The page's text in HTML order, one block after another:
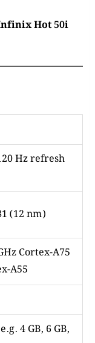
Hot 50i
Hz refresh
(12 nm)
Cortex-A75
A55
4 GB, 6 GB,